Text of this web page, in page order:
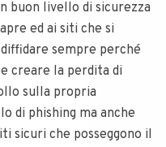
buon livello di sicurezza
ed ai siti che si
sempre perché
creare la perdita di
sulla propria
di phishing ma anche
sicuri che posseggono il